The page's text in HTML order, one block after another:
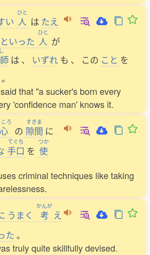
い
ひと
人 は たえ
といった
ひと
人 が
は 、 いずれも 、 この こと を
。
that "a sucker's born every
'confidence man' knows it.
ころ
心 の
すきま
隙間 に
てぐち
手口 を
つか
使
criminal techniques like taking
うまく
かんが
考 え
た。
truly quite skillfully devised.